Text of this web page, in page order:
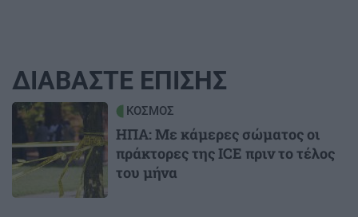
ΔΙΑΒΑΣΤΕ ΕΠΙΣΗΣ
Image ΚΟΣΜΟΣ
ΗΠΑ: Με κάμερες σώματος οι
πράκτορες της ICE πριν το τέλος
του μήνα